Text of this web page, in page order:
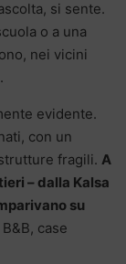
si sente.
o a una
nei vicini
evidente.
con un
fragili. A
– dalla Kalsa
su
case